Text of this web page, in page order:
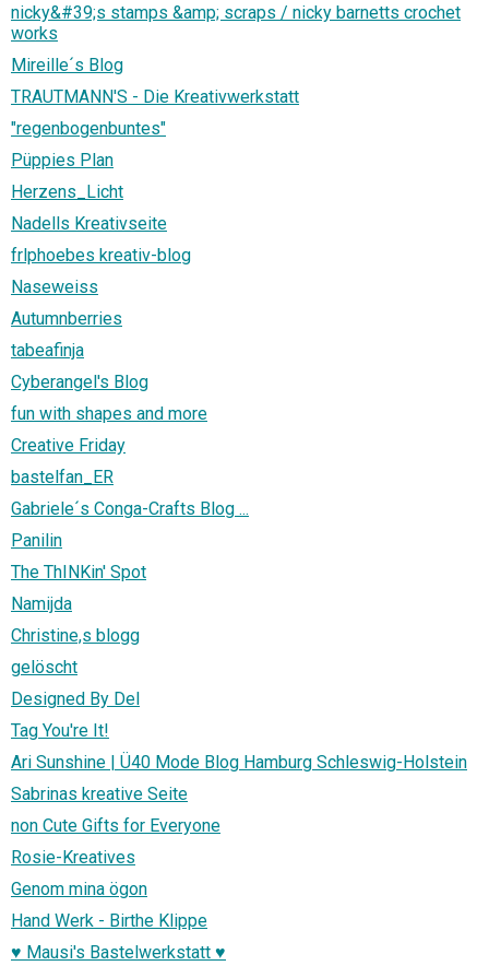
nicky&#39;s stamps &amp; scraps / nicky barnetts crochet
works
Mireille´s Blog
TRAUTMANN'S - Die Kreativwerkstatt
"regenbogenbuntes"
Püppies Plan
Herzens_Licht
Nadells Kreativseite
frlphoebes kreativ-blog
Naseweiss
Autumnberries
tabeafinja
Cyberangel's Blog
fun with shapes and more
Creative Friday
bastelfan_ER
Gabriele´s Conga-Crafts Blog ...
Panilin
The ThINKin' Spot
Namijda
Christine,s blogg
gelöscht
Designed By Del
Tag You're It!
Ari Sunshine | Ü40 Mode Blog Hamburg Schleswig-Holstein
Sabrinas kreative Seite
non Cute Gifts for Everyone
Rosie-Kreatives
Genom mina ögon
Hand Werk - Birthe Klippe
♥ Mausi's Bastelwerkstatt ♥